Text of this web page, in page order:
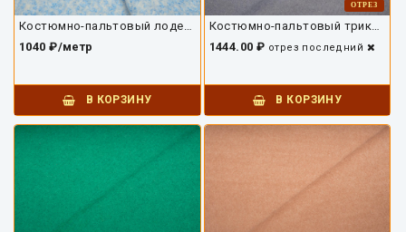
Костюмно-пальтовый лоден 6809ПТ
1040 ₽/метр
В КОРЗИНУ
ОТРЕЗ
Костюмно-пальтовый трикотаж 6808ПТ-1.9
1444.00 ₽ отрез последний
В КОРЗИНУ